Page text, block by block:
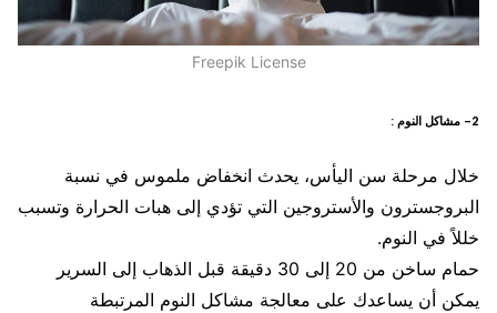
Freepik License
2- مشاكل النوم :
خلال مرحلة سن اليأس، يحدث انخفاض ملموس في نسبة
البروجسترون والأستروجين التي تؤدي إلى هبات الحرارة وتسبب
خللاً في النوم.
حمام ساخن من 20 إلى 30 دقيقة قبل الذهاب إلى السرير
يمكن أن يساعدك على معالجة مشاكل النوم المرتبطة